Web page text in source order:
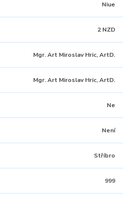
Niue
2 NZD
Mgr. Art Miroslav Hric, ArtD.
Mgr. Art Miroslav Hric, ArtD.
Ne
Není
Stříbro
999